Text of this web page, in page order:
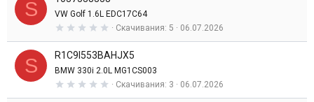
з
в
е
з
д
S VW Golf 1.6L EDC17C64
0
0
з
в
е
з
Скачивания 5 06.07.2026
S R1C9I553BAHJX5
BMW 330i 2.0L MG1CS003
0 Скачивания 3 06.07.2026